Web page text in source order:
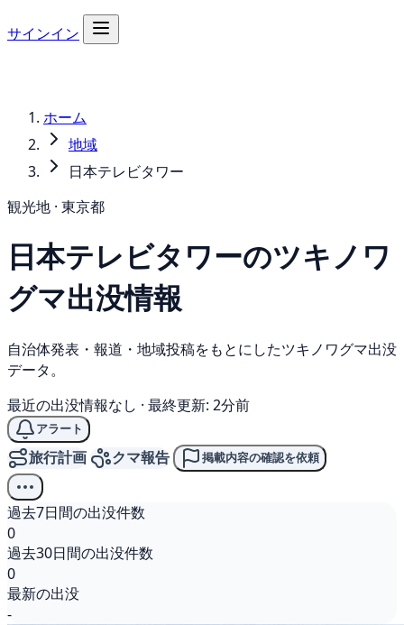
サインイン
ホーム
地域
日本テレビタワー
観光地 · 東京都
日本テレビタワーのツキノワ
グマ出没情報
自治体発表・報道・地域投稿をもとにしたツキノワグマ出没
データ。
最近の出没情報なし · 最終更新: 2分前
アラート
旅行計画 クマ報告 掲載内容の確認を依頼
過去7日間の出没件数
0
過去30日間の出没件数
0
最新の出没
-